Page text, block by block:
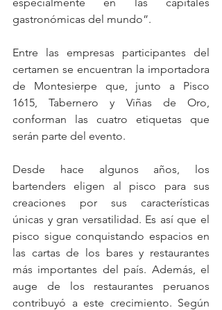
gastronómicas del mundo”.
Entre las empresas participantes del
certamen se encuentran la importadora
de Montesierpe que, junto a Pisco
1615, Tabernero y Viñas de Oro,
conforman las cuatro etiquetas que
serán parte del evento.
Desde hace algunos años, los
bartenders eligen al pisco para sus
creaciones por sus características
únicas y gran versatilidad. Es así que el
pisco sigue conquistando espacios en
las cartas de los bares y restaurantes
más importantes del país. Además, el
auge de los restaurantes peruanos
contribuyó a este crecimiento. Según